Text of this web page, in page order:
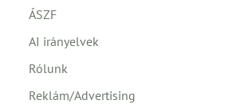
ÁSZF
AI irányelvek
Rólunk
Reklám/Advertising